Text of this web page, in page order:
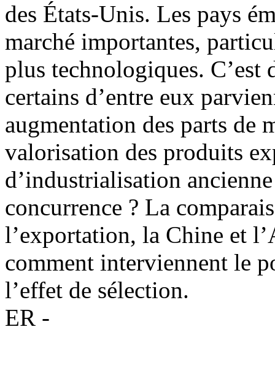
des États-Unis. Les pays
marché importantes,
plus technologiques. C’est
certains d’entre eux
augmentation des parts de
valorisation des produits
d’industrialisation
concurrence ? La
l’exportation, la Chine et
comment interviennent le
l’effet de sélection.
ER -